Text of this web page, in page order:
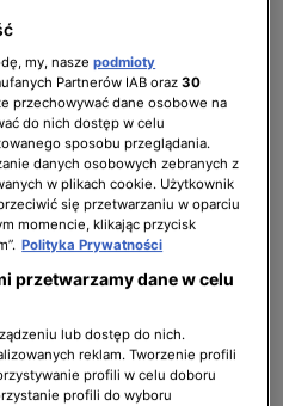
z wiodących
LGBTQ+ w
edycji badania
Wavemaker,
w rankingu o jedną
zeszłego roku i
drugim
pozycja
marek ujętych w
w tegorocznym
marek”
my, naszepodmioty
Partnerów IAB oraz30
przechowywać dane osobowe na
do nich dostęp w celu
sposobu przeglądania.
danych osobowych zebranych z
w plikach cookie. Użytkownik
się przetwarzaniu w oparciu
momencie, klikając przycisk
Polityka Prywatności
przetwarzamy dane w celu
lub dostęp do nich.
reklam. Tworzenie profili
profili w celu doboru
profili do wyboru